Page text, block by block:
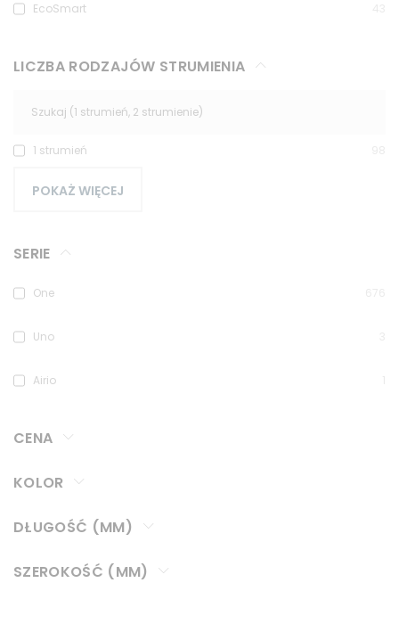
EcoSmart
LICZBA RODZAJÓW STRUMIENIA
1 strumień
POKAŻ WIĘCEJ
SERIE
One
Uno
Airio
CENA
KOLOR
DŁUGOŚĆ (MM)
SZEROKOŚĆ (MM)